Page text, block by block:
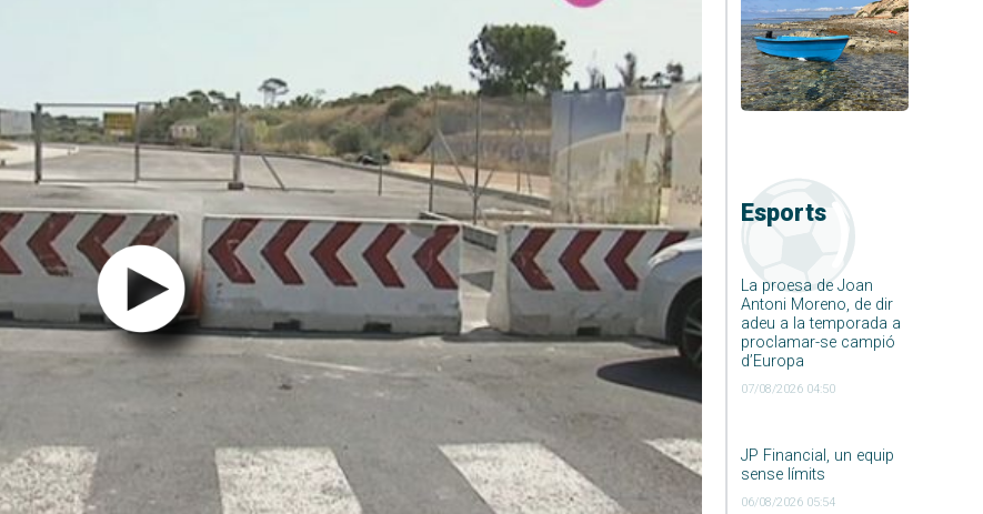
Esports
La proesa de Joan
Antoni Moreno, de dir
adeu a la temporada a
proclamar-se campió
d’Europa
07/08/2026 04:50
JP Financial, un equip
sense límits
06/08/2026 05:54